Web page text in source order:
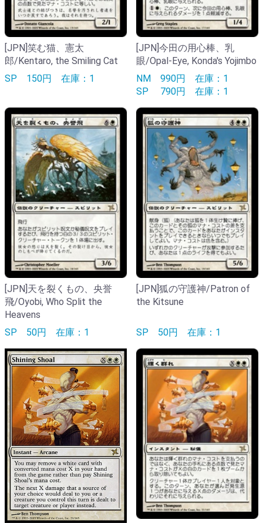
[JPN]笑む猫、憲太
郎/Kentaro, the Smiling Cat
SP 150円 在庫：1
[JPN]今田の用心棒、乳
眼/Opal-Eye, Konda's Yojimbo
NM 990円 在庫：1
SP
790円 在庫：1
[JPN]天を裂くもの、央誉
飛/Oyobi, Who Split the
Heavens
SP 50円 在庫：1
[JPN]狐の守護神/Patron of
the Kitsune
SP 50円 在庫：1